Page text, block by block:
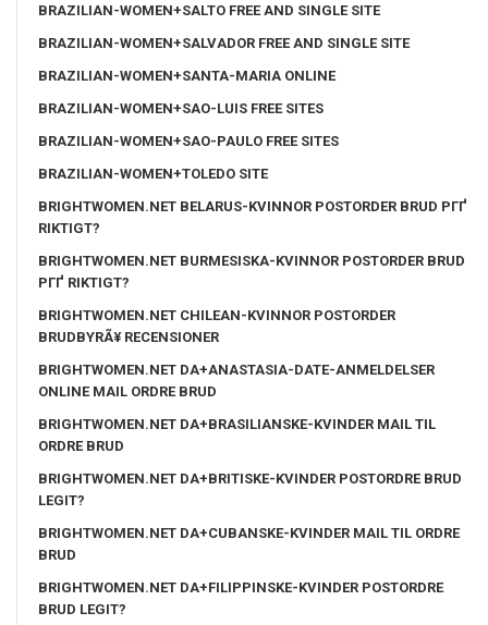
BRAZILIAN-WOMEN+SALTO FREE AND SINGLE SITE
BRAZILIAN-WOMEN+SALVADOR FREE AND SINGLE SITE
BRAZILIAN-WOMEN+SANTA-MARIA ONLINE
BRAZILIAN-WOMEN+SAO-LUIS FREE SITES
BRAZILIAN-WOMEN+SAO-PAULO FREE SITES
BRAZILIAN-WOMEN+TOLEDO SITE
BRIGHTWOMEN.NET BELARUS-KVINNOR POSTORDER BRUD PГҐ
RIKTIGT?
BRIGHTWOMEN.NET BURMESISKA-KVINNOR POSTORDER BRUD
PГҐ RIKTIGT?
BRIGHTWOMEN.NET CHILEAN-KVINNOR POSTORDER
BRUDBYRÃ¥ RECENSIONER
BRIGHTWOMEN.NET DA+ANASTASIA-DATE-ANMELDELSER
ONLINE MAIL ORDRE BRUD
BRIGHTWOMEN.NET DA+BRASILIANSKE-KVINDER MAIL TIL
ORDRE BRUD
BRIGHTWOMEN.NET DA+BRITISKE-KVINDER POSTORDRE BRUD
LEGIT?
BRIGHTWOMEN.NET DA+CUBANSKE-KVINDER MAIL TIL ORDRE
BRUD
BRIGHTWOMEN.NET DA+FILIPPINSKE-KVINDER POSTORDRE
BRUD LEGIT?